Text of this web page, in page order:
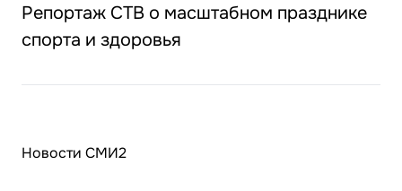
Репортаж СТВ о масштабном празднике
спорта и здоровья
Новости СМИ2